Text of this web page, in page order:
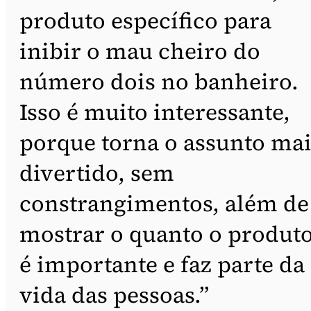
produto específico para
inibir o mau cheiro do
número dois no banheiro.
Isso é muito interessante,
porque torna o assunto
divertido, sem
constrangimentos, além de
mostrar o quanto o
é importante e faz parte da
vida das pessoas.”